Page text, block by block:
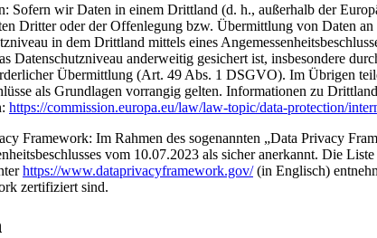
Sofern wir Daten in einem Drittland (d. h., außerhalb der
Dritter oder der Offenlegung bzw. Übermittlung von Daten
in dem Drittland mittels eines
Datenschutzniveau anderweitig gesichert ist, insbesondere
Übermittlung (Art. 49 Abs. 1 DSGVO). Im Übrigen
als Grundlagen vorrangig gelten. Informationen zu
https://commission.europa.eu/law/law-topic/data-protection/
Framework: Im Rahmen des sogenannten „Data Privacy
vom 10.07.2023 als sicher anerkannt. Die
https://www.dataprivacyframework.gov/(in Englisch)
zertifiziert sind.